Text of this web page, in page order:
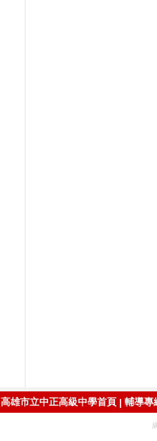
高雄市立中正高級中學首頁 | 輔導專